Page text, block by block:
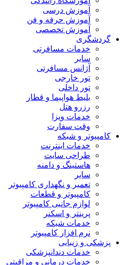
آموزش درسی
آموزش حرفه و فن
آموزش تخصصی
گردشگری
خدمات مسافرتی
سایر
آژانس مسافرتی
تور خارجی
تور داخلی
بلیط هواپیما و قطار
رزرو هتل
خدمات ویزا
وقت سفارت
کامپیوتر و شبکه
خدمات اینترنت
طراحی سایت
هاستینگ و دامنه
سایر
تعمیر و نگهداری کامپیوتر
کامپیوتر و قطعات
لوازم جانبی کامپیوتر
پرینتر و اسکنر
خدمات شبکه
نرم افزار کامپیوتر
پزشکی و زیبایی
خدمات دندانپزشکی
خدمات درمانی و مراقبتی